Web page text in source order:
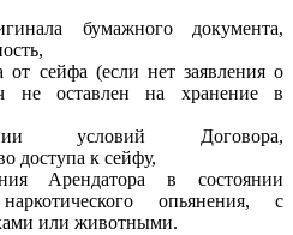
бумажного документа,
от сейфа (если нет заявления о
не оставлен на хранение в
условий Договора,
доступа к сейфу,
Арендатора в состоянии
опьянения, с
или животными.